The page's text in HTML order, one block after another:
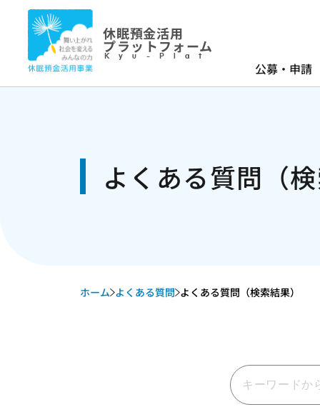
休眠預金活用
プラットフォーム
Kyu-Plat
公募・申請
よくある質問（検
ホーム よくある質問 よくある質問（検索結果）